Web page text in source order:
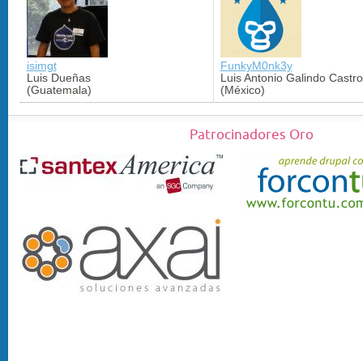
isimgt
Luis Dueñas
(Guatemala)
FunkyM0nk3y
Luis Antonio Galindo Castro
(México)
Patrocinadores Oro